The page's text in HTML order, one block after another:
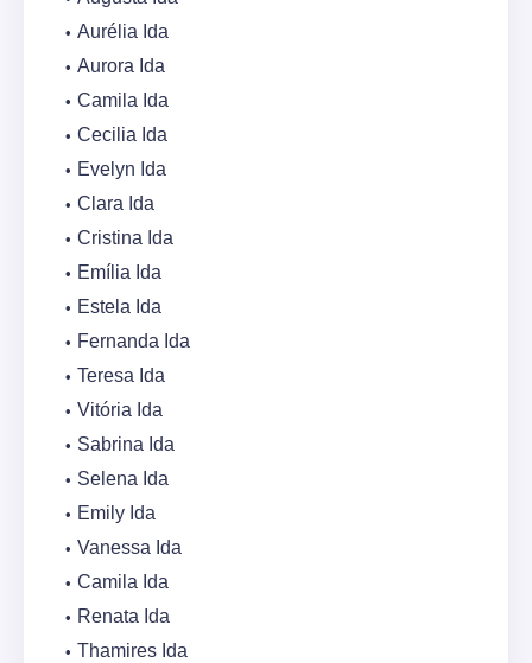
Aurélia Ida
Aurora Ida
Camila Ida
Cecilia Ida
Evelyn Ida
Clara Ida
Cristina Ida
Emília Ida
Estela Ida
Fernanda Ida
Teresa Ida
Vitória Ida
Sabrina Ida
Selena Ida
Emily Ida
Vanessa Ida
Camila Ida
Renata Ida
Thamires Ida